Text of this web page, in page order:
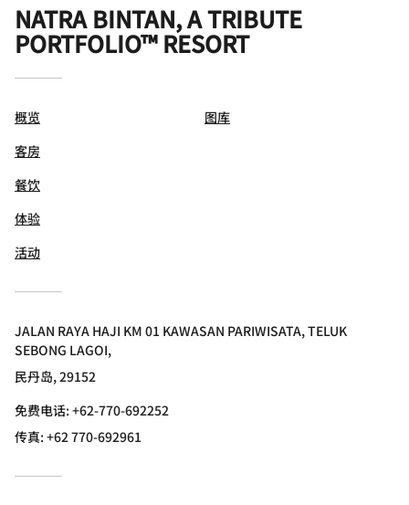
NATRA BINTAN, A TRIBUTE
PORTFOLIO™ RESORT
概览
客房
餐饮
体验
活动
图库
JALAN RAYA HAJI KM 01 KAWASAN PARIWISATA, TELUK
SEBONG LAGOI,
民丹岛, 29152
免费电话:+62-770-692252
传真:+62 770-692961